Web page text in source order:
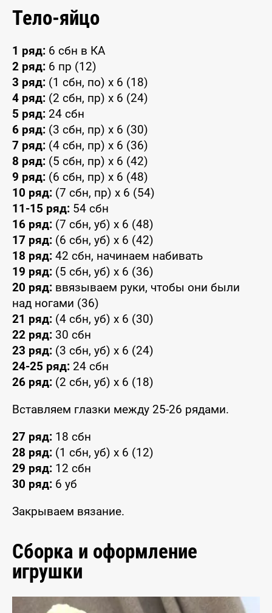
Тело-яйцо
1 ряд: 6 сбн в КА
2 ряд: 6 пр (12)
3 ряд: (1 сбн, по) x 6 (18)
4 ряд: (2 сбн, пр) x 6 (24)
5 ряд: 24 сбн
6 ряд: (3 сбн, пр) x 6 (30)
7 ряд: (4 сбн, пр) x 6 (36)
8 ряд: (5 сбн, пр) x 6 (42)
9 ряд: (6 сбн, пр) x 6 (48)
10 ряд: (7 сбн, пр) x 6 (54)
11-15 ряд: 54 сбн
16 ряд: (7 сбн, уб) x 6 (48)
17 ряд: (6 сбн, уб) x 6 (42)
18 ряд: 42 сбн, начинаем набивать
19 ряд: (5 сбн, уб) x 6 (36)
20 ряд: ввязываем руки, чтобы они были
над ногами (36)
21 ряд: (4 сбн, уб) x 6 (30)
22 ряд: 30 сбн
23 ряд: (3 сбн, уб) x 6 (24)
24-25 ряд: 24 сбн
26 ряд: (2 сбн, уб) x 6 (18)
Вставляем глазки между 25-26 рядами.
27 ряд: 18 сбн
28 ряд: (1 сбн, уб) x 6 (12)
29 ряд: 12 сбн
30 ряд: 6 уб
Закрываем вязание.
Сборка и оформление
игрушки